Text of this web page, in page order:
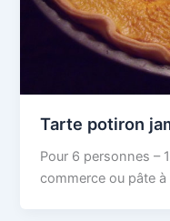
Tarte potiron
Pour 6 personnes –
commerce ou pâte